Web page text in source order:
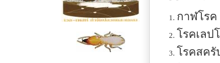
กาฬโรค
โรคเลป
โรคสค